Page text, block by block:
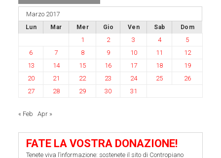
Marzo 2017
Lun Mar Mer Gio Ven Sab Dom
1 2 3 4
5
6
7 8 9 10 11
12
13
14 15 16 17 18
19
20
21 22 23 24 25
26
27
28 29 30 31
« Feb Apr »
FATE LA VOSTRA DONAZIONE!
Tenete viva l’informazione: sostenete il sito di Contropiano